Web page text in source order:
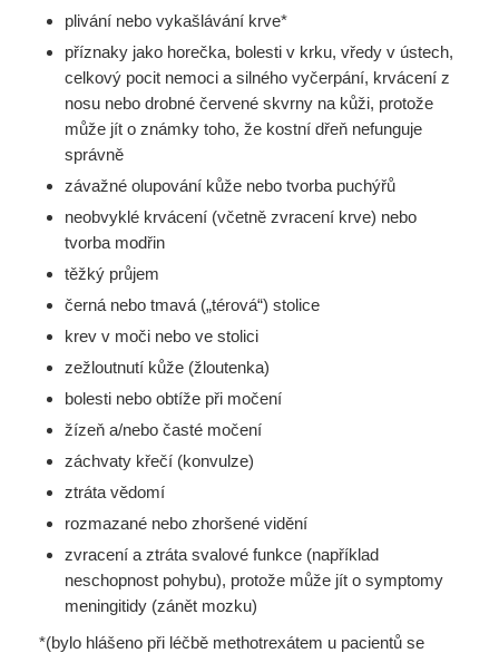
plivání nebo vykašlávání krve*
příznaky jako horečka, bolesti v krku, vředy v ústech,
celkový pocit nemoci a silného vyčerpání, krvácení z
nosu nebo drobné červené skvrny na kůži, protože
může jít o známky toho, že kostní dřeň nefunguje
správně
závažné olupování kůže nebo tvorba puchýřů
neobvyklé krvácení (včetně zvracení krve) nebo
tvorba modřin
těžký průjem
černá nebo tmavá („térová“) stolice
krev v moči nebo ve stolici
zežloutnutí kůže (žloutenka)
bolesti nebo obtíže při močení
žízeň a/nebo časté močení
záchvaty křečí (konvulze)
ztráta vědomí
rozmazané nebo zhoršené vidění
zvracení a ztráta svalové funkce (například
neschopnost pohybu), protože může jít o symptomy
meningitidy (zánět mozku)
*(bylo hlášeno při léčbě methotrexátem u pacientů se